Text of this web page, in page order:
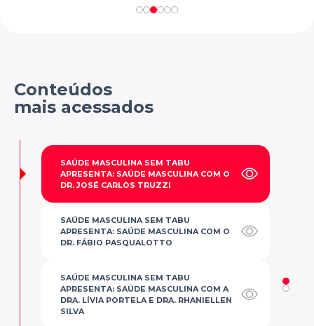
Conteúdos
mais acessados
SAÚDE MASCULINA SEM TABU
APRESENTA: SAÚDE MASCULINA COM O
DR. JOSÉ CARLOS TRUZZI
SAÚDE MASCULINA SEM TABU
APRESENTA: SAÚDE MASCULINA COM O
DR. FÁBIO PASQUALOTTO
SAÚDE MASCULINA SEM TABU
APRESENTA: SAÚDE MASCULINA COM A
DRA. LÍVIA PORTELA E DRA. RHANIELLEN
SILVA